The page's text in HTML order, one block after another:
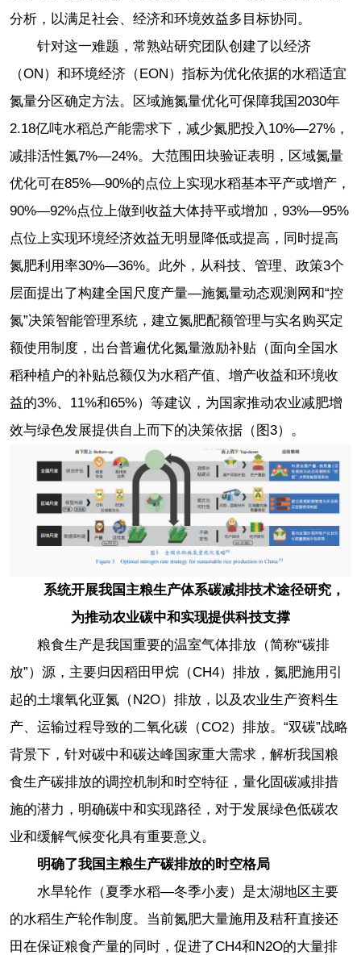
分析，以满足社会、经济和环境效益多目标协同。
针对这一难题，常熟站研究团队创建了以经济
（ON）和环境经济（EON）指标为优化依据的水稻适宜
氮量分区确定方法。区域施氮量优化可保障我国2030年
2.18亿吨水稻总产能需求下，减少氮肥投入10%—27%，
减排活性氮7%—24%。大范围田块验证表明，区域氮量
优化可在85%—90%的点位上实现水稻基本平产或增产，
90%—92%点位上做到收益大体持平或增加，93%—95%
点位上实现环境经济效益无明显降低或提高，同时提高
氮肥利用率30%—36%。此外，从科技、管理、政策3个
层面提出了构建全国尺度产量—施氮量动态观测网和“控
氮”决策智能管理系统，建立氮肥配额管理与实名购买定
额使用制度，出台普遍优化氮量激励补贴（面向全国水
稻种植户的补贴总额仅为水稻产值、增产收益和环境收
益的3%、11%和65%）等建议，为国家推动农业减肥增
效与绿色发展提供自上而下的决策依据（图3）。
系统开展我国主粮生产体系碳减排技术途径研究，
为推动农业碳中和实现提供科技支撑
粮食生产是我国重要的温室气体排放（简称“碳排
放”）源，主要归因稻田甲烷（CH4）排放，氮肥施用引
起的土壤氧化亚氮（N2O）排放，以及农业生产资料生
产、运输过程导致的二氧化碳（CO2）排放。“双碳”战略
背景下，针对碳中和碳达峰国家重大需求，解析我国粮
食生产碳排放的调控机制和时空特征，量化固碳减排措
施的潜力，明确碳中和实现路径，对于发展绿色低碳农
业和缓解气候变化具有重要意义。
明确了我国主粮生产碳排放的时空格局
水旱轮作（夏季水稻—冬季小麦）是太湖地区主要
的水稻生产轮作制度。当前氮肥大量施用及秸秆直接还
田在保证粮食产量的同时，促进了CH4和N2O的大量排